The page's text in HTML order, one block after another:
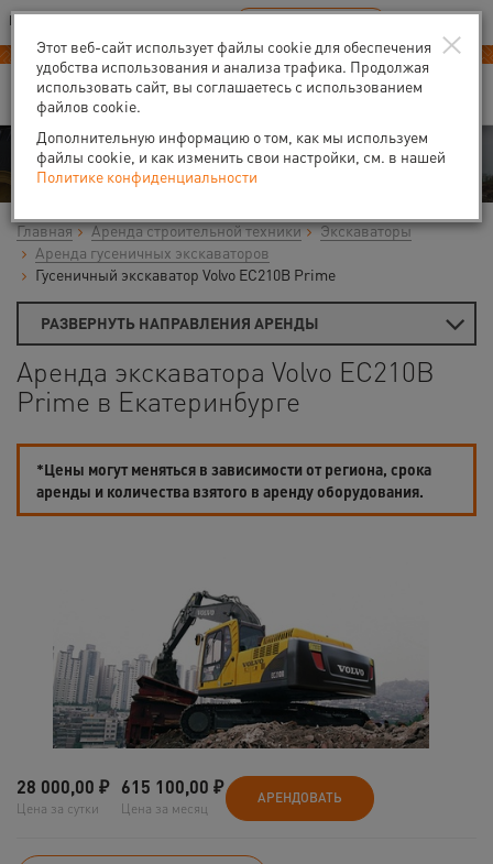
Ваш город:Екатеринбург
В Вашем регионе нет наших офисов RU EN
Аренда
Главная Аренда строительной техники
Экскаваторы
Аренда гусеничных экскаваторов
Гусеничный экскаватор Volvo EC210B Prime
РАЗВЕРНУТЬ НАПРАВЛЕНИЯ АРЕНДЫ
Аренда экскаватора Volvo EC210B
Prime в Екатеринбурге
*Цены могут меняться в зависимости от региона, срока
аренды и количества взятого в аренду оборудования.
28 000,00 ₽
Цена за сутки
615 100,00 ₽
Цена за месяц
АРЕНДОВАТЬ
×
Этот веб-сайт использует файлы cookie для обеспечения
удобства использования и анализа трафика. Продолжая
использовать сайт, вы соглашаетесь с использованием
файлов cookie.
Дополнительную информацию о том, как мы используем
файлы cookie, и как изменить свои настройки, см. в нашей
Политике конфиденциальности